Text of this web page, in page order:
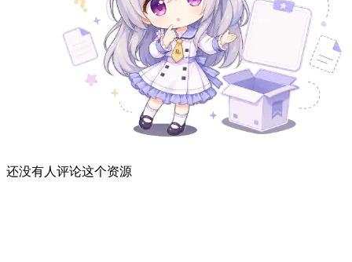
还没有人评论这个资源